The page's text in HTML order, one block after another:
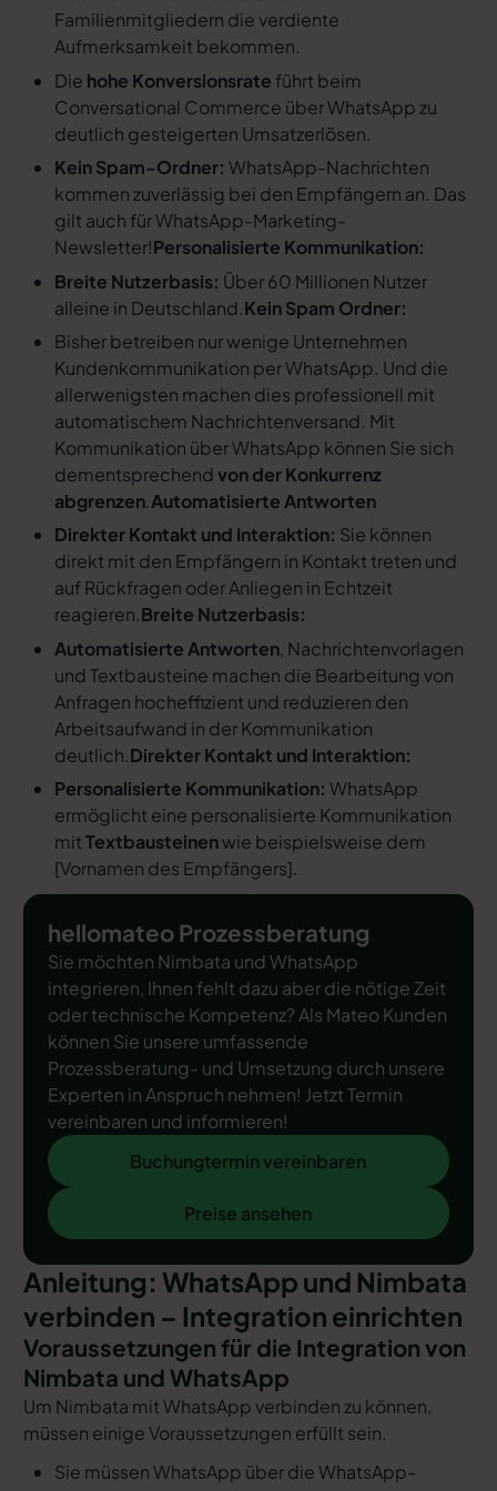
Familienmitgliedern die verdiente
Aufmerksamkeit bekommen.
Die hohe Konversionsrate führt beim
Conversational Commerce über WhatsApp zu
deutlich gesteigerten Umsatzerlösen.
Kein Spam-Ordner: WhatsApp-Nachrichten
kommen zuverlässig bei den Empfängern an. Das
gilt auch für WhatsApp-Marketing-
Newsletter!Personalisierte Kommunikation:
Breite Nutzerbasis: Über 60 Millionen Nutzer
alleine in Deutschland.Kein Spam Ordner:
Bisher betreiben nur wenige Unternehmen
Kundenkommunikation per WhatsApp. Und die
allerwenigsten machen dies professionell mit
automatischem Nachrichtenversand. Mit
Kommunikation über WhatsApp können Sie sich
dementsprechendvon der Konkurrenz
abgrenzen.Automatisierte Antworten
Direkter Kontakt und Interaktion: Sie können
direkt mit den Empfängern in Kontakt treten und
auf Rückfragen oder Anliegen in Echtzeit
reagieren.Breite Nutzerbasis:
Automatisierte Antworten, Nachrichtenvorlagen
und Textbausteine machen die Bearbeitung von
Anfragen hocheffizient und reduzieren den
Arbeitsaufwand in der Kommunikation
deutlich.Direkter Kontakt und Interaktion:
Personalisierte Kommunikation: WhatsApp
ermöglicht eine personalisierte Kommunikation
mitTextbausteinenwie beispielsweise dem
[Vornamen des Empfängers].
hellomateo Prozessberatung
Sie möchten Nimbata und WhatsApp
integrieren, Ihnen fehlt dazu aber die nötige Zeit
oder technische Kompetenz? Als Mateo Kunden
können Sie unsere umfassende
Prozessberatung- und Umsetzung durch unsere
Experten in Anspruch nehmen! Jetzt Termin
vereinbaren und informieren!
Buchungtermin vereinbaren
Buchungtermin vereinbaren
Preise ansehen
Preise ansehen
Anleitung: WhatsApp und Nimbata
verbinden – Integration einrichten
Voraussetzungen für die Integration von
Nimbata und WhatsApp
Um Nimbata mit WhatsApp verbinden zu können,
müssen einige Voraussetzungen erfüllt sein.
Sie müssen WhatsApp über die WhatsApp-